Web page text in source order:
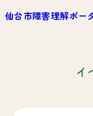
仙台市障害理解ポー
イ